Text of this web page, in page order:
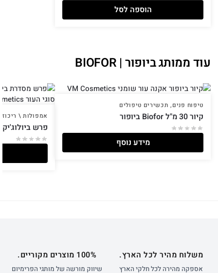
הוספה לסל
עוד ממותג ביופור | BIOFOR
טיפוח פנים, תכשירים טיפולים
קיור 30 מ"ל Biofor ביופור
מידע נוסף
אמפולות \
פרש ביולוג'יק Biofor ביופור
משלוח מהיר לכל הארץ.
אספקה מהירה לכל חלקי הארץ
100% מוצרים מקוריים.
שיווק מורשה של מותגי הפרימיום